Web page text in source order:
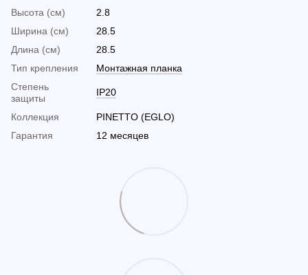
Высота (см)
2.8
Ширина (см)
28.5
Длина (см)
28.5
Тип крепления
Монтажная планка
Cтепень
защиты
IP20
Коллекция
PINETTO (EGLO)
Гарантия
12 месяцев